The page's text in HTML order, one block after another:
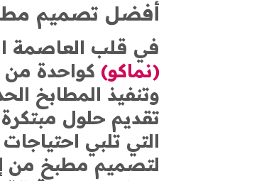
أفضل تصميم
في قلب العاصمة
(نماكو) كواحدة من
وتنفيذ المطابخ
تقديم حلول مبتكرة
التي تلبي
لتصميم مطبخ من